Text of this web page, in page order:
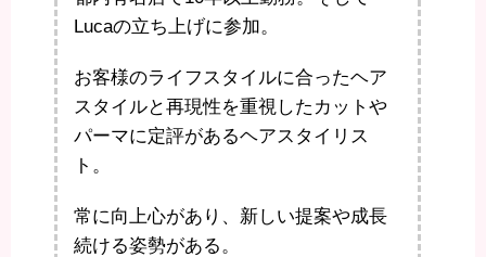
Lucaの立ち上げに参加。
お客様のライフスタイルに合ったヘア
スタイルと再現性を重視したカットや
パーマに定評があるヘアスタイリス
ト。
常に向上心があり、新しい提案や成長
続ける姿勢がある。